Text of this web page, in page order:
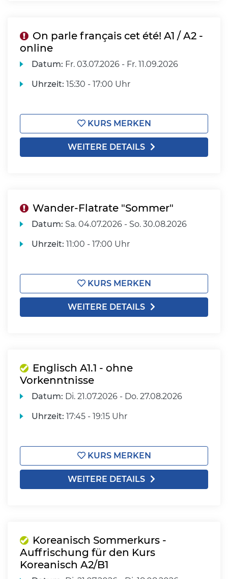
On parle français cet été! A1 / A2 -
online
Datum: Fr. 03.07.2026 - Fr. 11.09.2026
Uhrzeit: 15:30 - 17:00 Uhr
KURS MERKEN
WEITERE DETAILS
Wander-Flatrate "Sommer"
Datum: Sa. 04.07.2026 - So. 30.08.2026
Uhrzeit: 11:00 - 17:00 Uhr
KURS MERKEN
WEITERE DETAILS
Englisch A1.1 - ohne
Vorkenntnisse
Datum: Di. 21.07.2026 - Do. 27.08.2026
Uhrzeit: 17:45 - 19:15 Uhr
KURS MERKEN
WEITERE DETAILS
Koreanisch Sommerkurs -
Auffrischung für den Kurs
Koreanisch A2/B1